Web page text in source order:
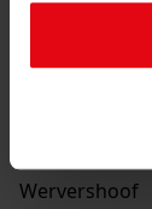
Wervershoof